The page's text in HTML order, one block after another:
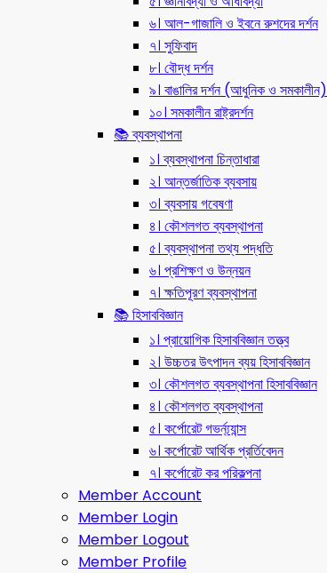
৬। আল-গাজালি ও ইবনে রুশদের দর্শন
৭। সুফিবাদ
৮। বৌদ্ধ দর্শন
৯। বাঙালির দর্শন (আধুনিক ও সমকালীন)
১০। সমকালীন রাষ্ট্রদর্শন
📚 ব্যবস্থাপনা
১। ব্যবস্থাপনা চিন্তাধারা
২। আন্তর্জাতিক ব্যবসায়
৩। ব্যবসায় গবেষণা
৪। কৌশলগত ব্যবস্থাপনা
৫। ব্যবস্থাপনা তথ্য পদ্ধতি
৬। প্রশিক্ষণ ও উন্নয়ন
৭। ক্ষতিপূরণ ব্যবস্থাপনা
📚 হিসাববিজ্ঞান
১। প্রায়োগিক হিসাববিজ্ঞান তত্ত্ব
২। উচ্চতর উৎপাদন ব্যয় হিসাববিজ্ঞান
৩। কৌশলগত ব্যবস্থাপনা হিসাববিজ্ঞান
৪। কৌশলগত ব্যবস্থাপনা
৫। কর্পোরেট গভর্ন্য্যান্স
৬। কর্পোরেট আর্থিক প্রর্তিবেদন
৭। কর্পোরেট কর পরিকল্পনা
Member Account
Member Login
Member Logout
Member Profile